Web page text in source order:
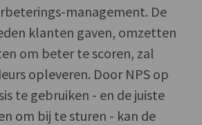
management. De
klanten gaven, omzetten
om beter te scoren, zal
opleveren. Door NPS op
te gebruiken - en de juiste
om bij te sturen - kan de